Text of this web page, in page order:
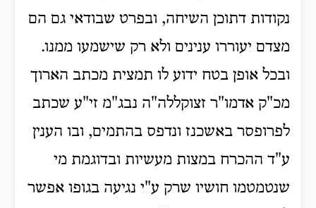
נקודות דתוכן השיחה, ובפרט שבודאי גם הם
מצדם יעוררו ענינים ולא רק שישמעו ממנו.
ובכל אופן בטח ידוע לו תמצית מכתב הארוך
מכ"ק אדמו"ר זצוקללה"ה נבג"מ זי"ע שכתב
לפרופסר באשכנז ונדפס בהתמים, ובו הענין
ע"ד ההכרח במצות מעשיות ובדוגמת מי
שנטמטמו חושיו שרק ע"י נגיעה בגופו אפשר